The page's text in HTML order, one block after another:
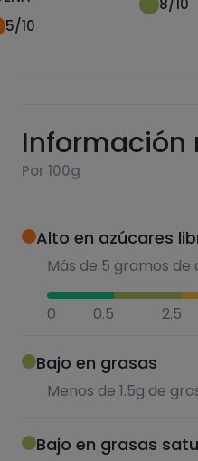
5/10
8/10
Información
Por 100g
Alto en azúcares
Más de 5 gramos de
0 0.5 2.5
Bajo en grasas
Menos de 1.5g de
Bajo en grasas